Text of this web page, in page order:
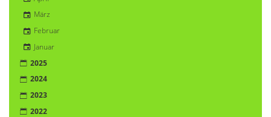
März
Februar
Januar
2025
2024
2023
2022